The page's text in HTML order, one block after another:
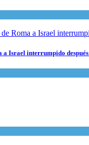
Israel interrumpido